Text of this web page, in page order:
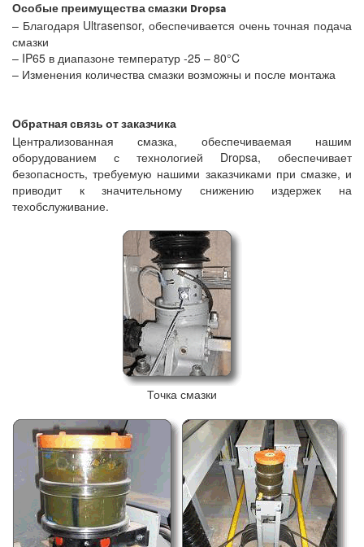
Особые преимущества смазки Dropsa
– Благодаря Ultrasensor, обеспечивается очень точная подача
смазки
– IP65 в диапазоне температур -25 – 80°C
– Изменения количества смазки возможны и после монтажа
Обратная связь от заказчика
Централизованная смазка, обеспечиваемая нашим
оборудованием с технологией Dropsa, обеспечивает
безопасность, требуемую нашими заказчиками при смазке, и
приводит к значительному снижению издержек на
техобслуживание.
Точка смазки